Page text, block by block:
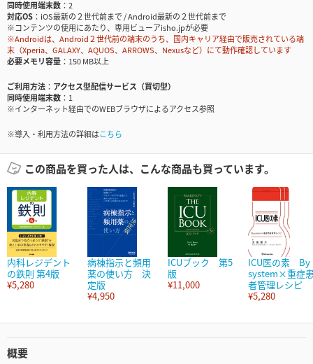
同時使用端末数
2
対応OS
iOS最新の２世代前まで / Android最新の２世代前まで
※コンテンツの使用にあたり、専用ビューアisho.jpが必要
※Androidは、Android２世代前の端末のうち、国内キャリア経由で販売されている端
末（Xperia、GALAXY、AQUOS、ARROWS、Nexusなど）にて動作確認しています
必要メモリ容量
150 MB以上
ご利用方法
アクセス型配信サービス（買切型）
同時使用端末数
1
※インターネット経由でのWEBブラウザによるアクセス参照
※導入・利用方法の詳細はこちら
この商品を買った人は、こんな商品も買っています。
内科レジデント
の鉄則 第4版
¥5,280
病棟指示と頻用
薬の使い方 決
定版
¥4,950
ICUブック 第5
版
¥11,000
ICU医の素 By
system×重症
者管理レシピ
¥5,280
概要